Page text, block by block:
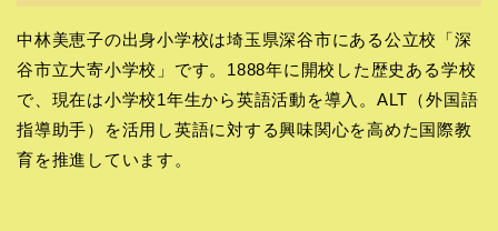
中林美恵子の出身小学校は埼玉県深谷市にある公立校「深
谷市立大寄小学校」です。1888年に開校した歴史ある学校
で、現在は小学校1年生から英語活動を導入。ALT（外国語
指導助手）を活用し英語に対する興味関心を高めた国際教
育を推進しています。